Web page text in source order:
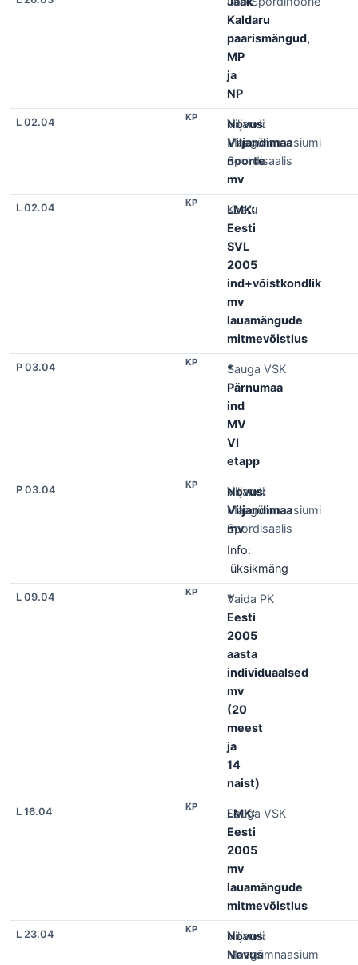
Kaldaru
paarismängud,
MP
ja
NP
L 02.04 KP
Novus:
Viljandimaa
noorte
mv
Viljandi
Maagümnaasiumi
Spordisaalis
L 02.04 KP
LMK:
Eesti
SVL
2005
ind+võistkondlik
mv
lauamängude
mitmevõistlus
Koeru
P 03.04 KP
*
Pärnumaa
ind
MV
VI
etapp
Sauga VSK
P 03.04 KP
Novus:
Viljandimaa
mv
Info:
üksikmäng
Viljandi
Maagümnaasiumi
Spordisaalis
L 09.04 KP
*
Eesti
2005
aasta
individuaalsed
mv
(20
meest
ja
14
naist)
Vaida PK
L 16.04 KP
LMK:
Eesti
2005
mv
lauamängude
mitmevõistlus
Sauga VSK
L 23.04 KP
Novus:
Novus
Viljandi
Maagümnaasium